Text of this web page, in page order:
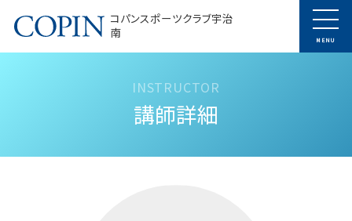
コパンスポーツクラブ宇治
南
MENU
講師詳細